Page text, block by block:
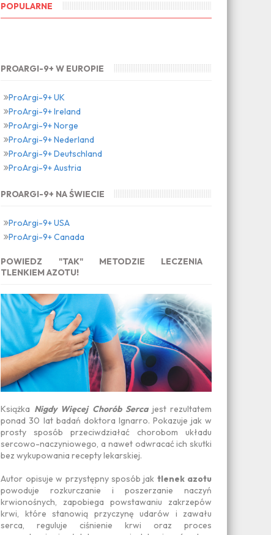
POPULARNE
PROARGI-9+ W EUROPIE
ProArgi-9+ UK
ProArgi-9+ Ireland
ProArgi-9+ Norge
ProArgi-9+ Nederland
ProArgi-9+ Deutschland
ProArgi-9+ Austria
PROARGI-9+ NA ŚWIECIE
ProArgi-9+ USA
ProArgi-9+ Canada
POWIEDZ "TAK" METODZIE LECZENIA
TLENKIEM AZOTU!
Książka Nigdy Więcej Chorób Sercajest rezultatem
ponad 30 lat badań doktora Ignarro. Pokazuje jak w
prosty sposób przeciwdziałać chorobom układu
sercowo-naczyniowego, a nawet odwracać ich skutki
bez wykupowania recepty lekarskiej.
Autor opisuje w przystępny sposób jak tlenek azotu
powoduje rozkurczanie i poszerzanie naczyń
krwionośnych, zapobiega powstawaniu zakrzepów
krwi, które stanowią przyczynę udarów i zawału
serca, reguluje ciśnienie krwi oraz proces